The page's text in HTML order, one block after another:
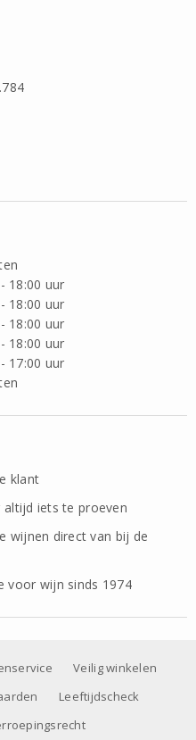
18:00 uur
18:00 uur
18:00 uur
18:00 uur
17:00 uur
klant
iets te proeven
wijnen direct van bij de
voor wijn sinds 1974
Veilig winkelen
Leeftijdscheck